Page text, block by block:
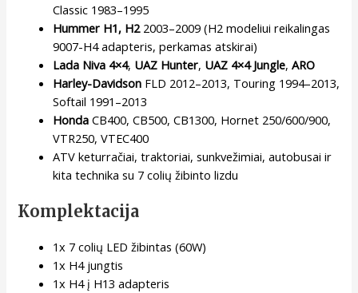
Classic 1983–1995
Hummer H1, H22003–2009 (H2 modeliui reikalingas
9007-H4 adapteris, perkamas atskirai)
Lada Niva 4×4, UAZ Hunter, UAZ 4×4 Jungle,ARO
Harley-Davidson FLD 2012–2013, Touring 1994–2013,
Softail 1991–2013
Honda CB400, CB500, CB1300, Hornet 250/600/900,
VTR250, VTEC400
ATV keturračiai, traktoriai, sunkvežimiai, autobusai ir
kita technika su 7 colių žibinto lizdu
Komplektacija
1x 7 colių LED žibintas (60W)
1x H4 jungtis
1x H4 į H13 adapteris